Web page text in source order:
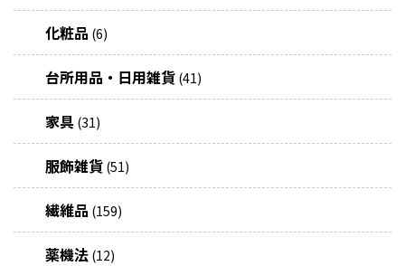
化粧品 (6)
台所用品・日用雑貨 (41)
家具 (31)
服飾雑貨 (51)
繊維品 (159)
薬機法 (12)